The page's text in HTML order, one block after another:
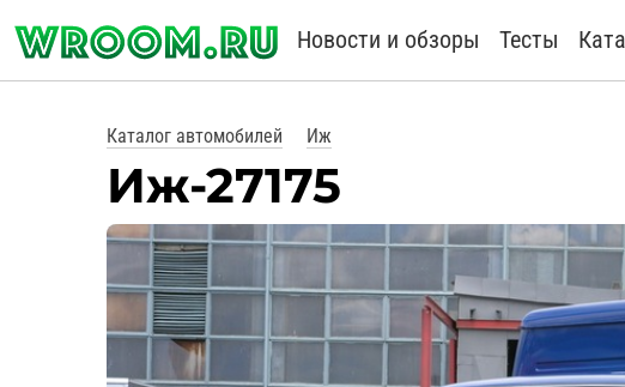
Новости и обзоры Тесты
Каталог автомобилей Иж
Иж-27175